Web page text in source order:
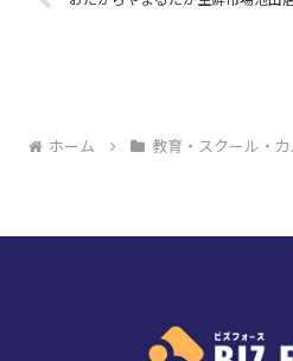
ホーム 教育・スクール・